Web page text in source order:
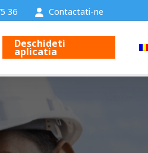
36 Contactati-ne
Deschideti
aplicatia